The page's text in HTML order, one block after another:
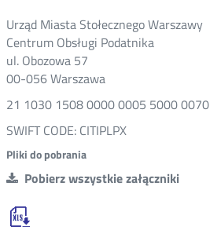
Urząd Miasta Stołecznego Warszawy
Centrum Obsługi Podatnika
ul. Obozowa 57
00-056 Warszawa
21 1030 1508 0000 0005 5000 0070
SWIFT CODE: CITIPLPX
Pliki do pobrania
Pobierz wszystkie załączniki